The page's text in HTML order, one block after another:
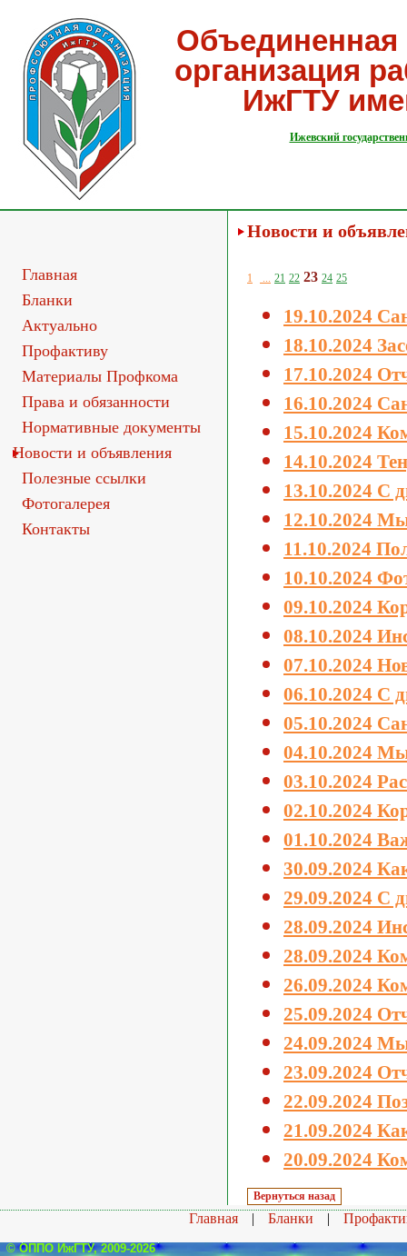
организация
ИжГТУ
Ижевский
Главная
Бланки
Актуально
Профактиву
Материалы Профкома
Права и обязанности
Нормативные документы
Новости и объявления
Полезные ссылки
Фотогалерея
Контакты
Новости и
1 ... 21 22 23 24 25
19.10.2024
18.10.2024
17.10.2024
16.10.2024
15.10.2024
14.10.2024
13.10.2024 С
12.10.2024
11.10.2024
10.10.2024
09.10.2024
08.10.2024
07.10.2024
06.10.2024 С
05.10.2024
04.10.2024
03.10.2024
02.10.2024
01.10.2024
30.09.2024
29.09.2024 С
28.09.2024
28.09.2024
26.09.2024
25.09.2024
24.09.2024
23.09.2024
22.09.2024
21.09.2024
20.09.2024
Главная | Бланки |
© ОППО ИжГТУ, 2009-2026